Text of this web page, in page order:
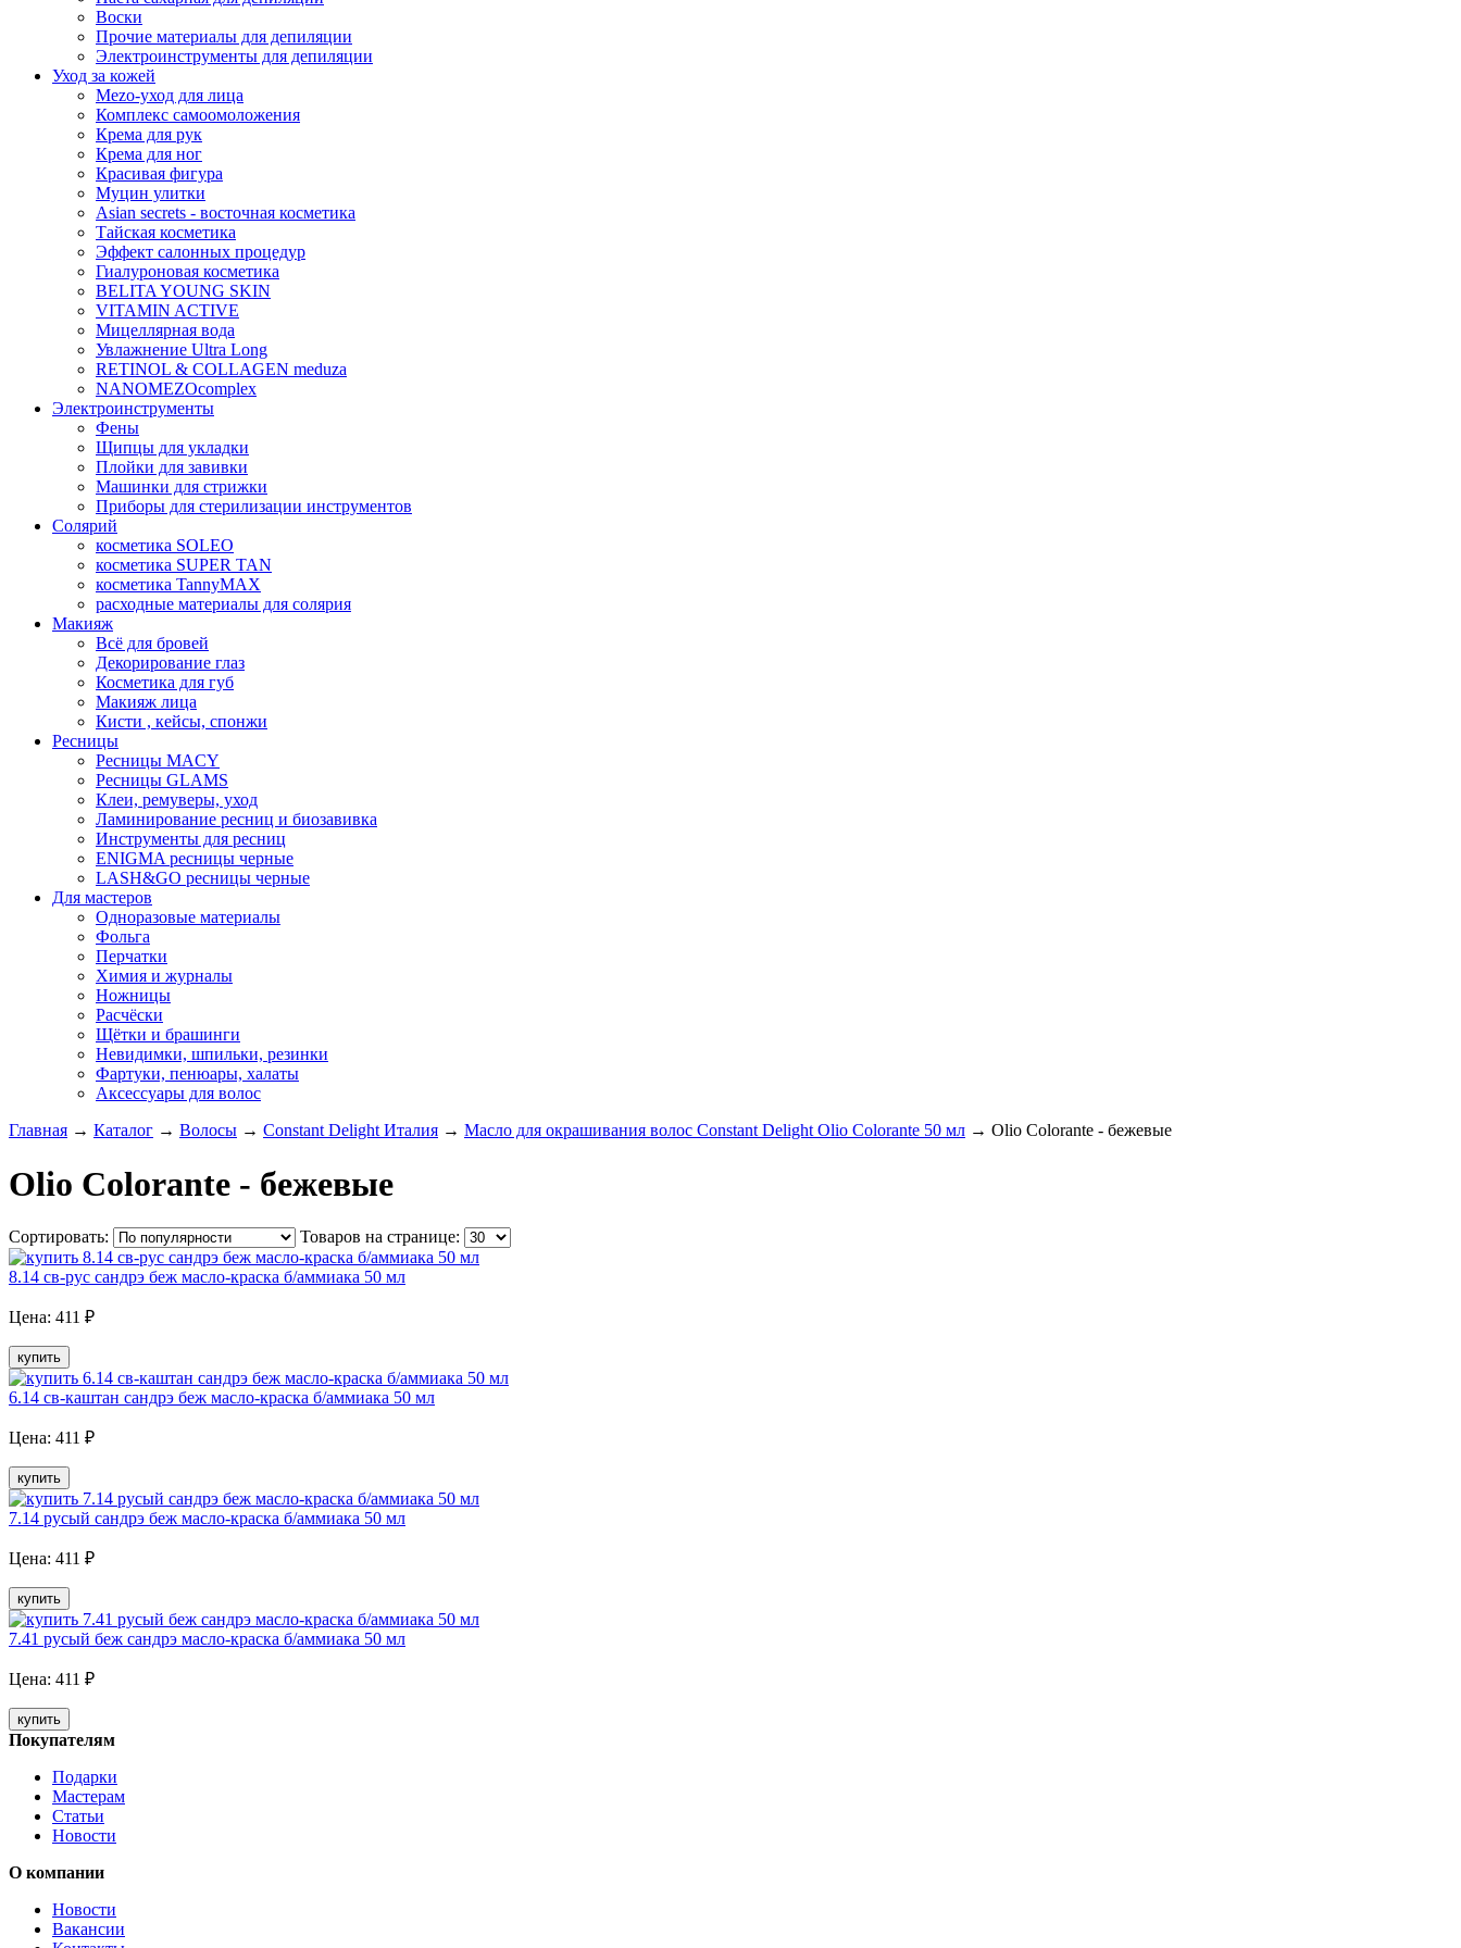
Воски
Прочие материалы для депиляции
Электроинструменты для депиляции
Уход за кожей
Mezo-уход для лица
Комплекс самоомоложения
Крема для рук
Крема для ног
Красивая фигура
Муцин улитки
Asian seсrets - восточная косметика
Тайская косметика
Эффект салонных процедур
Гиалуроновая косметика
BELITA YOUNG SKIN
VITAMIN ACTIVE
Мицеллярная вода
Увлажнение Ultra Long
RETINOL & COLLAGEN meduza
NANOMEZOcomplex
Электроинструменты
Фены
Щипцы для укладки
Плойки для завивки
Машинки для стрижки
Приборы для стерилизации инструментов
Солярий
косметика SOLEO
косметика SUPER TAN
косметика TannyMAX
расходные материалы для солярия
Макияж
Всё для бровей
Декорирование глаз
Косметика для губ
Макияж лица
Кисти , кейсы, спонжи
Ресницы
Ресницы MACY
Ресницы GLAMS
Клеи, ремуверы, уход
Ламинирование ресниц и биозавивка
Инструменты для ресниц
ENIGMA ресницы черные
LASH&GO ресницы черные
Для мастеров
Одноразовые материалы
Фольга
Перчатки
Химия и журналы
Ножницы
Расчёски
Щётки и брашинги
Невидимки, шпильки, резинки
Фартуки, пенюары, халаты
Аксессуары для волос
Главная → Каталог → Волосы → Constant Delight Италия → Масло для окрашивания волос Constant Delight Olio Colorante 50 мл → Olio Colorante - бежевые
Olio Colorante - бежевые
Сортировать: Товаров на странице:
8.14 св-рус сандрэ беж масло-краска б/аммиака 50 мл
Цена: 411 ₽
купить
6.14 св-каштан сандрэ беж масло-краска б/аммиака 50 мл
Цена: 411 ₽
купить
7.14 русый сандрэ беж масло-краска б/аммиака 50 мл
Цена: 411 ₽
купить
7.41 русый беж сандрэ масло-краска б/аммиака 50 мл
Цена: 411 ₽
купить
Покупателям
Подарки
Мастерам
Статьи
Новости
О компании
Новости
Вакансии